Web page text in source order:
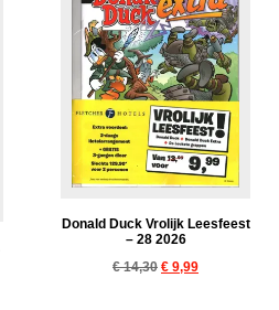
Donald Duck Vrolijk Leesfeest
– 28 2026
€14,30 € 9,99